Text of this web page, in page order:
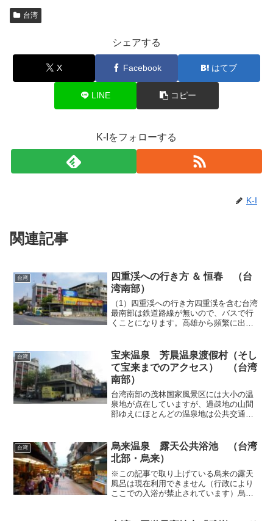
台湾
シェアする
X Facebook はてブ
LINE コピー
K-Iをフォローする
K-I
関連記事
台湾
四重渓への行き方 ＆ 恒春 （台
湾南部）
（1）四重渓への行き方四重渓を含む台湾
最南部は鉄道路線が無いので、バスで行
くことになります。高雄から頻繁に出て
特に88号快速（自動車専用道）を経由す
るバスが早くて便利...
台湾
宝来温泉 芳晨温泉渡假村（そし
て宝来までのアクセス） （台湾
南部）
台湾南部の茂林国家風景区には大小の温
泉地が点在していますが、過疎地の山間
部ゆえにほとんどの温泉地は公共交通機
ました。日本統治時代から当地に湧く温
泉の存在は知られていたそ...
台湾
烏来温泉 露天公共浴池 （台湾
北部・烏来）
※この記事で取り上げている烏来の露天
風呂は現在利用できません（行政により
ここでの入浴が禁止されています）烏来